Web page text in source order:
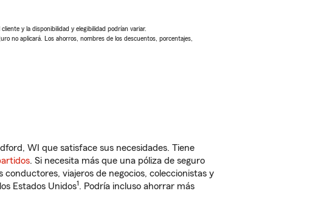
y la disponibilidad y elegibilidad podrían variar.
no aplicará. Los ahorros, nombres de los descuentos, porcentajes,
WI que satisface sus necesidades. Tiene
. Si necesita más que una póliza de seguro
viajeros de negocios, coleccionistas y
Estados Unidos1. Podría incluso ahorrar más